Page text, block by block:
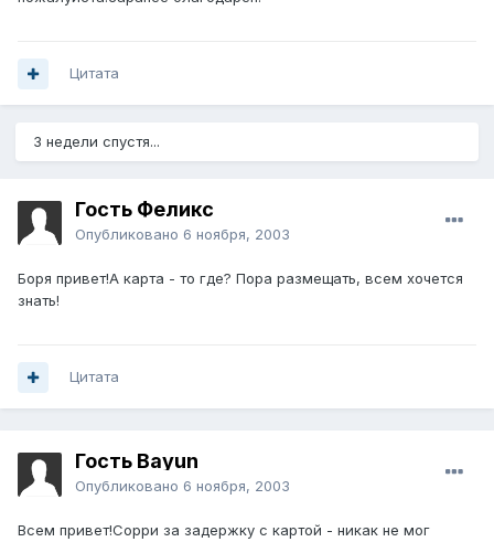
Цитата
3 недели спустя...
Гость Феликс
Опубликовано 6 ноября, 2003
Боря привет!А карта - то где? Пора размещать, всем хочется
знать!
Цитата
Гость Bayun
Опубликовано 6 ноября, 2003
Всем привет!Сорри за задержку с картой - никак не мог